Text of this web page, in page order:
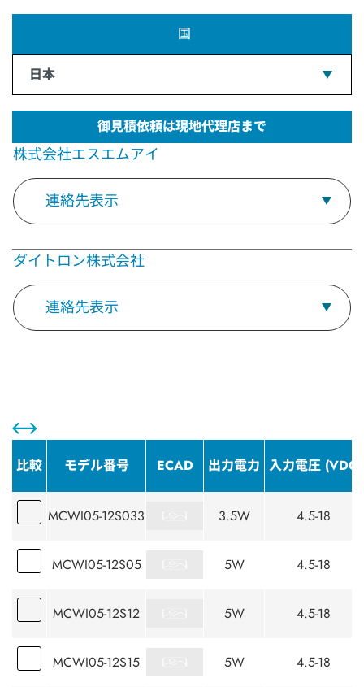
国
日本
御見積依頼は現地代理店まで
株式会社エスエムアイ
連絡先表示
ダイトロン株式会社
連絡先表示
比較 モデル番号 ECAD 出力電力 入力電圧 (VDC)
MCWI05-12S033 3.5W 4.5-18
MCWI05-12S05 5W 4.5-18
MCWI05-12S12 5W 4.5-18
MCWI05-12S15 5W 4.5-18